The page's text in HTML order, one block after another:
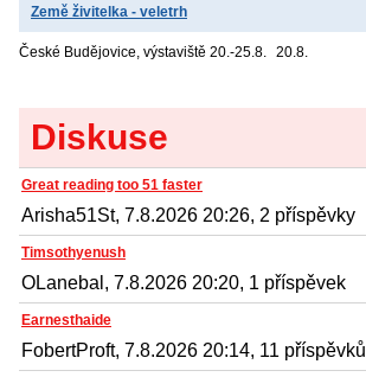
Země živitelka - veletrh
České Budějovice, výstaviště 20.-25.8. 20.8.
Diskuse
Great reading too 51 faster
Arisha51St, 7.8.2026 20:26, 2 příspěvky
Timsothyenush
OLanebal, 7.8.2026 20:20, 1 příspěvek
Earnesthaide
FobertProft, 7.8.2026 20:14, 11 příspěvků